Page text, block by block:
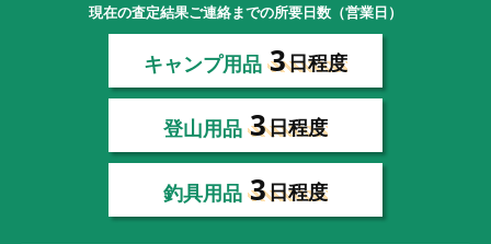
現在の査定結果ご連絡までの所要日数（営業日）
キャンプ用品 3日程度
登山用品 3日程度
釣具用品 3日程度